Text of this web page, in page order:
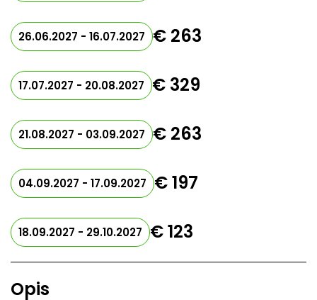
26.06.2027 - 16.07.2027 € 263
17.07.2027 - 20.08.2027 € 329
21.08.2027 - 03.09.2027 € 263
04.09.2027 - 17.09.2027 € 197
18.09.2027 - 29.10.2027 € 123
Opis